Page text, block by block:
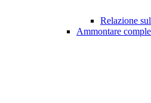
Relazione
Ammontare